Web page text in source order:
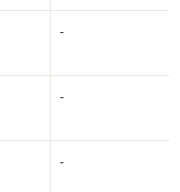
-
-
-